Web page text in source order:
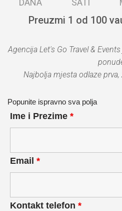
DANA SATI
Preuzmi 1 od 100
Agencija Let's Go Travel &
Najbolja mjesta odlaze
Popunite ispravno sva polja
Ime i Prezime *
Email *
Kontakt telefon *